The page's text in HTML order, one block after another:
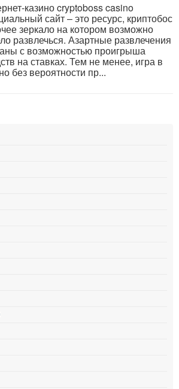
казино cryptoboss casino
сайт – это ресурс, криптобос
зеркало на котором возможно
развлечься. Азартные развлечения
с возможностью проигрыша
на ставках. Тем не менее, игра в
без вероятности пр...